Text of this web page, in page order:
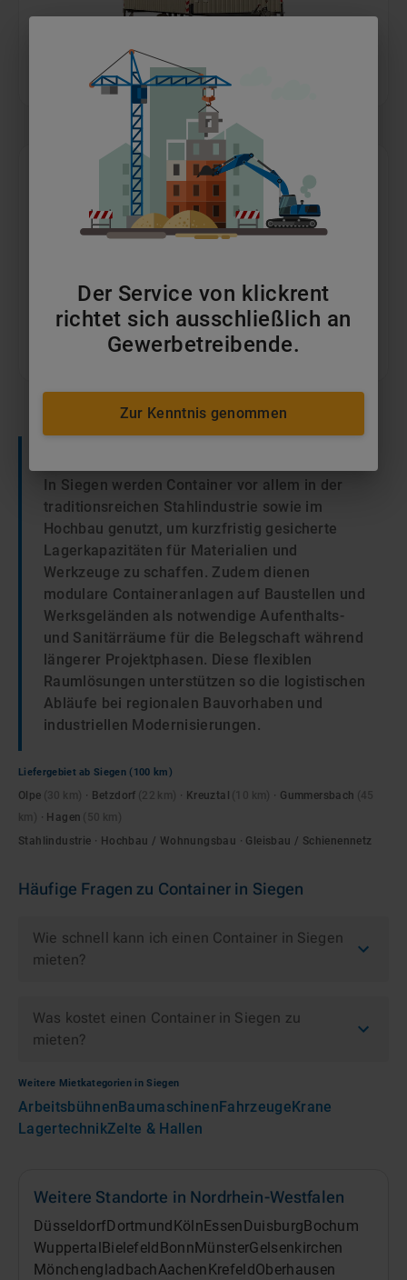
Bauwagen
Büro-/Mannschaftscontainer ab 140 €/Monat
In Siegen werden Container vor allem in der
traditionsreichen Stahlindustrie sowie im
Hochbau genutzt, um kurzfristig gesicherte
Lagerkapazitäten für Materialien und
Werkzeuge zu schaffen. Zudem dienen
modulare Containeranlagen auf Baustellen und
Werksgeländen als notwendige Aufenthalts-
und Sanitärräume für die Belegschaft während
längerer Projektphasen. Diese flexiblen
Raumlösungen unterstützen so die logistischen
Abläufe bei regionalen Bauvorhaben und
industriellen Modernisierungen.
Liefergebiet ab Siegen (100 km)
Olpe · Betzdorf · Kreuztal · Gummersbach
· Hagen
Stahlindustrie · Hochbau / Wohnungsbau · Gleisbau / Schienennetz
Häufige Fragen zu Container in Siegen
Wie schnell kann ich einen Container in Siegen
mieten?
Was kostet einen Container in Siegen zu
mieten?
Weitere Mietkategorien in Siegen
ArbeitsbühnenBaumaschinenFahrzeugeKrane
LagertechnikZelte & Hallen
Weitere Standorte in Nordrhein-Westfalen
DüsseldorfDortmund Köln Essen Duisburg Bochum
Wuppertal Bielefeld Bonn MünsterGelsenkirchen
MönchengladbachAachen Krefeld Oberhausen
Der Service von klickrent
richtet sich ausschließlich an
Gewerbetreibende.
Zur Kenntnis genommen